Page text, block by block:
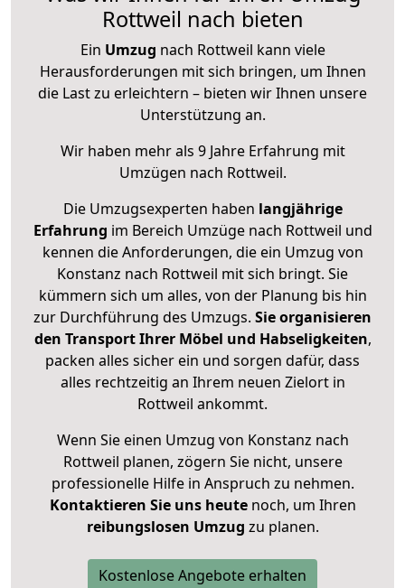
Rottweil nach bieten
Ein Umzug nach Rottweil kann viele
Herausforderungen mit sich bringen, um Ihnen
die Last zu erleichtern – bieten wir Ihnen unsere
Unterstützung an.
Wir haben mehr als 9 Jahre Erfahrung mit
Umzügen nach Rottweil.
Die Umzugsexperten haben langjährige
Erfahrung im Bereich Umzüge nach Rottweil und
kennen die Anforderungen, die ein Umzug von
Konstanz nach Rottweil mit sich bringt. Sie
kümmern sich um alles, von der Planung bis hin
zur Durchführung des Umzugs. Sie organisieren
den Transport Ihrer Möbel und Habseligkeiten,
packen alles sicher ein und sorgen dafür, dass
alles rechtzeitig an Ihrem neuen Zielort in
Rottweil ankommt.
Wenn Sie einen Umzug von Konstanz nach
Rottweil planen, zögern Sie nicht, unsere
professionelle Hilfe in Anspruch zu nehmen.
Kontaktieren Sie uns heutenoch, um Ihren
reibungslosen Umzug zu planen.
Kostenlose Angebote erhalten